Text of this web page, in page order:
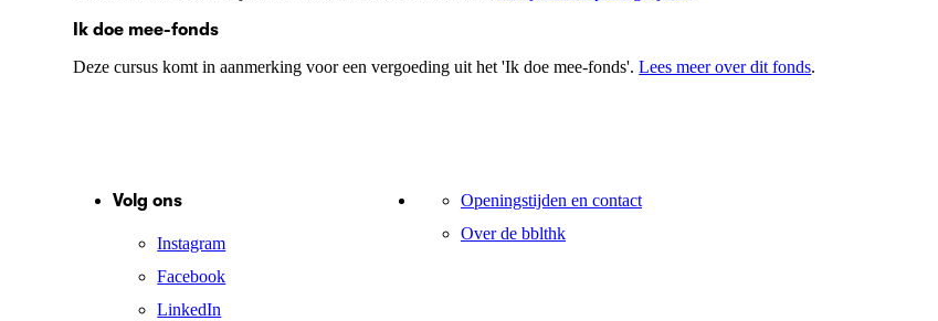
Ik doe mee-fonds
Deze cursus komt in aanmerking voor een vergoeding uit het 'Ik doe mee-fonds'.Lees meer over dit fonds.
Volg ons
Instagram
Facebook
LinkedIn
Openingstijden en contact
Over de bblthk